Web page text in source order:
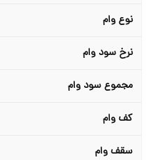
نوع وام
نرخ سود وام
مجموع سود وام
کف وام
سقف وام